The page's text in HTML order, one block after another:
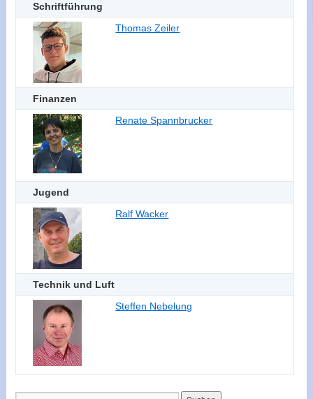
Schriftführung
Thomas Zeiler
Finanzen
Renate Spannbrucker
Jugend
Ralf Wacker
Technik und Luft
Steffen Nebelung